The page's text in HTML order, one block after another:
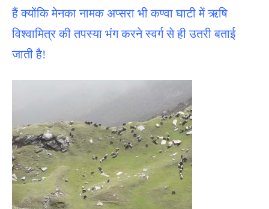
हैं क्योंकि मेनका नामक अप्सरा भी कण्वा घाटी में ऋषि
विश्वामित्र की तपस्या भंग करने स्वर्ग से ही उतरी बताई
जाती है!